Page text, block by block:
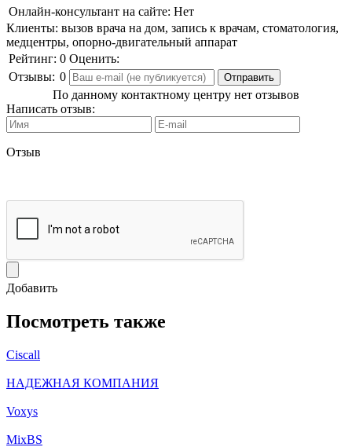
Онлайн-консультант на сайте: Нет
Клиенты: вызов врача на дом, запись к врачам, стоматология,
медцентры, опорно-двигательный аппарат
Рейтинг: 0 Оценить:
Отзывы: 0
По данному контактному центру нет отзывов
Написать отзыв:
Отзыв
Добавить
Посмотреть также
Ciscall
НАДЕЖНАЯ КОМПАНИЯ
Voxys
MixBS